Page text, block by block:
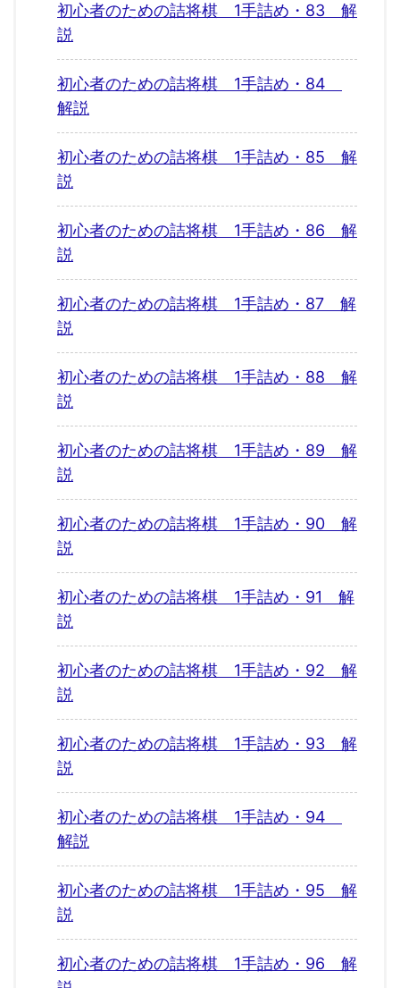
初心者のための詰将棋 1手詰め・83 解
説
初心者のための詰将棋 1手詰め・84
解説
初心者のための詰将棋 1手詰め・85 解
説
初心者のための詰将棋 1手詰め・86 解
説
初心者のための詰将棋 1手詰め・87 解
説
初心者のための詰将棋 1手詰め・88 解
説
初心者のための詰将棋 1手詰め・89 解
説
初心者のための詰将棋 1手詰め・90 解
説
初心者のための詰将棋 1手詰め・91 解
説
初心者のための詰将棋 1手詰め・92 解
説
初心者のための詰将棋 1手詰め・93 解
説
初心者のための詰将棋 1手詰め・94
解説
初心者のための詰将棋 1手詰め・95 解
説
初心者のための詰将棋 1手詰め・96 解